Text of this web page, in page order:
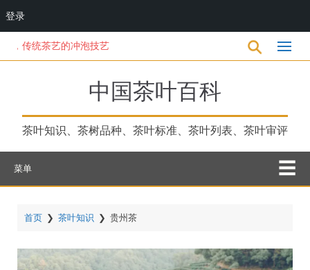
到
茶艺的冲泡技艺
中国茶叶百科
茶叶知识、茶树品种、茶叶标准、茶叶列表、茶叶审评
菜单
首页 ❯ 茶叶知识 ❯ 贵州茶
登录